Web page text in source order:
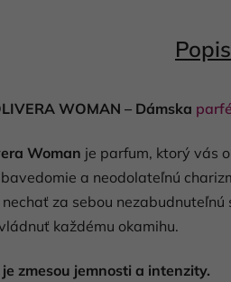
Popis
WOMAN – Dámska
Woman je parfum, ktorý vás
a neodolateľnú
za sebou
každému okamihu.
zmesou jemnosti a intenzity.